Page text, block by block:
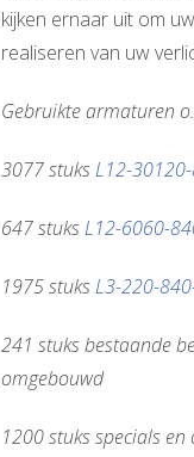
kijken ernaar uit om
realiseren van uw
Gebruikte armaturen
3077 stuksL12-
647 stuksL12-6060-
1975 stuksL3-220-
241 stuks bestaande
omgebouwd
1200 stuks specials